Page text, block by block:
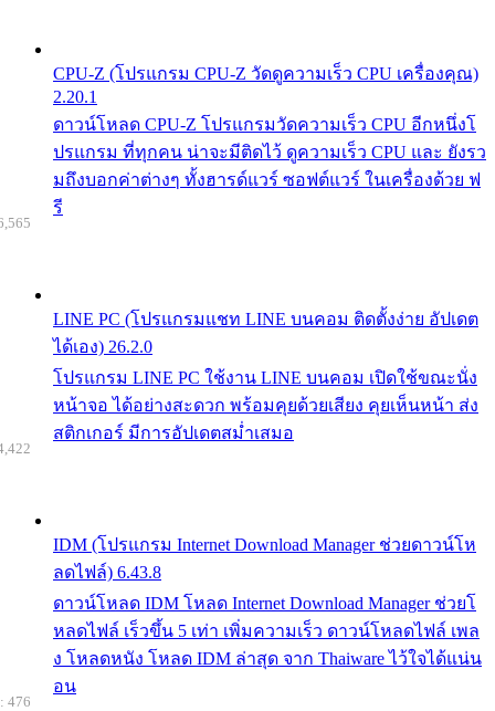
CPU-Z (โปรแกรม CPU-Z วัดดูความเร็ว CPU เครื่องคุณ)
2.20.1
ดาวน์โหลด CPU-Z โปรแกรมวัดความเร็ว CPU อีกหนึ่งโ
ปรแกรม ที่ทุกคน น่าจะมีติดไว้ ดูความเร็ว CPU และ ยังรว
มถึงบอกค่าต่างๆ ทั้งฮารด์แวร์ ซอฟต์แวร์ ในเครื่องด้วย ฟ
รี
LINE PC (โปรแกรมแชท LINE บนคอม ติดตั้งง่าย อัปเดต
ได้เอง) 26.2.0
โปรแกรม LINE PC ใช้งาน LINE บนคอม เปิดใช้ขณะนั่ง
หน้าจอ ได้อย่างสะดวก พร้อมคุยด้วยเสียง คุยเห็นหน้า ส่ง
สติกเกอร์ มีการอัปเดตสม่ำเสมอ
IDM (โปรแกรม Internet Download Manager ช่วยดาวน์โห
ลดไฟล์) 6.43.8
ดาวน์โหลด IDM โหลด Internet Download Manager ช่วยโ
หลดไฟล์ เร็วขึ้น 5 เท่า เพิ่มความเร็ว ดาวน์โหลดไฟล์ เพล
ง โหลดหนัง โหลด IDM ล่าสุด จาก Thaiware ไว้ใจได้แน่น
อน
476